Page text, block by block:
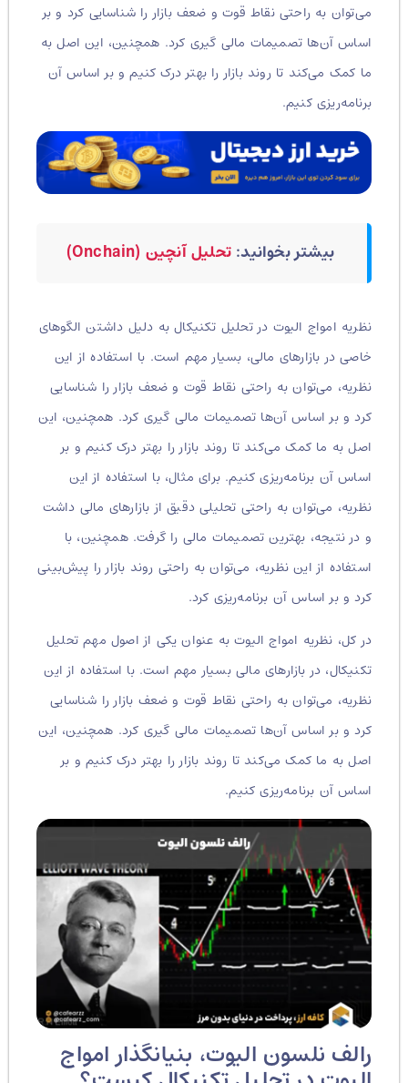
می‌توان به راحتی نقاط قوت و ضعف بازار را شناسایی کرد و بر
اساس آن‌ها تصمیمات مالی گیری کرد. همچنین، این اصل به
ما کمک می‌کند تا روند بازار را بهتر درک کنیم و بر اساس آن
برنامه‌ریزی کنیم.
بیشتر بخوانید:تحلیل آنچین (Onchain)
نظریه امواج الیوت در تحلیل تکنیکال به دلیل داشتن الگوهای
خاصی در بازارهای مالی، بسیار مهم است. با استفاده از این
نظریه، می‌توان به راحتی نقاط قوت و ضعف بازار را شناسایی
کرد و بر اساس آن‌ها تصمیمات مالی گیری کرد. همچنین، این
اصل به ما کمک می‌کند تا روند بازار را بهتر درک کنیم و بر
اساس آن برنامه‌ریزی کنیم. برای مثال، با استفاده از این
نظریه، می‌توان به راحتی تحلیلی دقیق از بازارهای مالی داشت
و در نتیجه، بهترین تصمیمات مالی را گرفت. همچنین، با
استفاده از این نظریه، می‌توان به راحتی روند بازار را پیش‌بینی
کرد و بر اساس آن برنامه‌ریزی کرد.
در کل، نظریه امواج الیوت به عنوان یکی از اصول مهم تحلیل
تکنیکال، در بازارهای مالی بسیار مهم است. با استفاده از این
نظریه، می‌توان به راحتی نقاط قوت و ضعف بازار را شناسایی
کرد و بر اساس آن‌ها تصمیمات مالی گیری کرد. همچنین، این
اصل به ما کمک می‌کند تا روند بازار را بهتر درک کنیم و بر
اساس آن برنامه‌ریزی کنیم.
رالف نلسون الیوت، بنیانگذار امواج